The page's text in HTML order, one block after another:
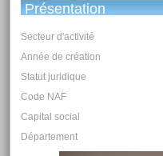
Présentation
Secteur d'activité
Année de création
Statut juridique
Code NAF
Capital social
Département